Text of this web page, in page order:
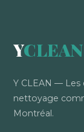
YCLEAN
Y CLEAN — Les
nettoyage
Montréal.